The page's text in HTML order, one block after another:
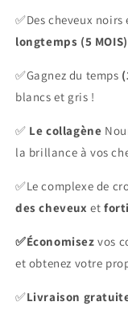
✅Des cheveux
longtemps (5
✅Gagnez du temps
blancs et gris !
✅ Le collagène
la brillance à vos
✅Le complexe de
des cheveux et
✅Économisez vos
et obtenez votre
✅Livraison